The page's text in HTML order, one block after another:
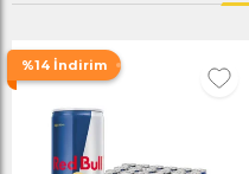
%14 İndirim